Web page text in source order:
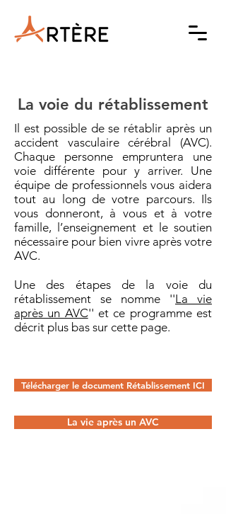
La voie du rétablissement
Il est possible de se rétablir après un
accident vasculaire cérébral (AVC).
Chaque personne empruntera une
voie différente pour y arriver. Une
équipe de professionnels vous aidera
tout au long de votre parcours. Ils
vous donneront, à vous et à votre
famille, l’enseignement et le soutien
nécessaire pour bien vivre après votre
AVC.
Une des étapes de la voie du
rétablissement se nomme ''La vie
après un AVC'' et ce programme est
décrit plus bas sur cette page.
Télécharger le document Rétablissement ICI
La vie après un AVC